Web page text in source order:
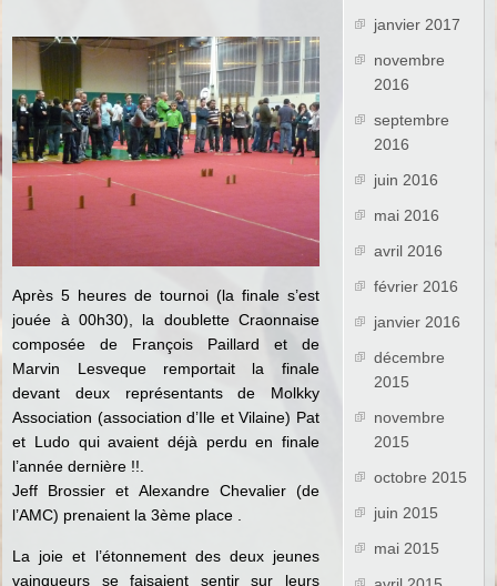
Après 5 heures de tournoi (la finale s’est
jouée à 00h30), la doublette Craonnaise
composée de François Paillard et de
Marvin Lesveque remportait la finale
devant deux représentants de Molkky
Association (association d’Ile et Vilaine) Pat
et Ludo qui avaient déjà perdu en finale
l’année dernière !!.
Jeff Brossier et Alexandre Chevalier (de
l’AMC) prenaient la 3ème place .
La joie et l’étonnement des deux jeunes
vainqueurs se faisaient sentir sur leurs
janvier 2017
novembre
2016
septembre
2016
juin 2016
mai 2016
avril 2016
février 2016
janvier 2016
décembre
2015
novembre
2015
octobre 2015
juin 2015
mai 2015